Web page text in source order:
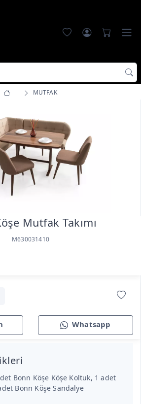
MUTFAK
Mutfak Takımı
M630031410
Whatsapp
Bonn Köşe Köşe Koltuk, 1 adet
Bonn Köşe Sandalye